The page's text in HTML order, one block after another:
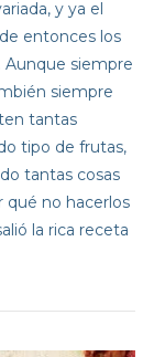
y ya el
entonces los
Aunque siempre
siempre
tantas
tipo de frutas,
tantas cosas
qué no hacerlos
la rica receta